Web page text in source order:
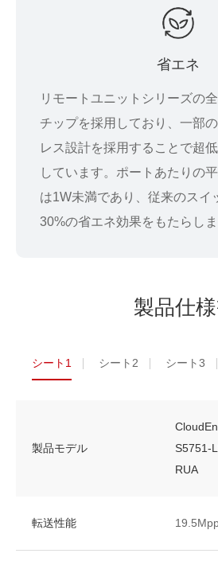
省エネ
リモートユニットシリーズの
チップを採用しており、一部
レス設計を採用することで超
しています。ポートあたりの
は1W未満であり、従来のスイ
30%の省エネ効果をもたらしま
製品仕様
シート1 シート2 シート3
製品モデル
S5751-
RUA
転送性能